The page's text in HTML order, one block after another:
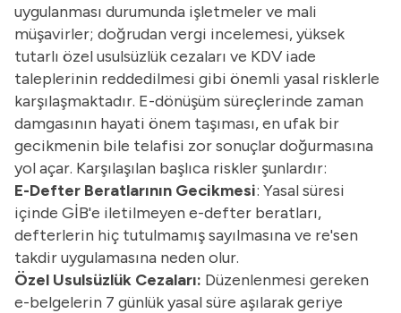
uygulanması durumunda işletmeler ve mali
müşavirler; doğrudan vergi incelemesi, yüksek
tutarlı özel usulsüzlük cezaları ve KDV iade
taleplerinin reddedilmesi gibi önemli yasal risklerle
karşılaşmaktadır. E-dönüşüm süreçlerinde zaman
damgasının hayati önem taşıması, en ufak bir
gecikmenin bile telafisi zor sonuçlar doğurmasına
yol açar. Karşılaşılan başlıca riskler şunlardır:
E-Defter Beratlarının Gecikmesi: Yasal süresi
içinde GİB'e iletilmeyen e-defter beratları,
defterlerin hiç tutulmamış sayılmasına ve re'sen
takdir uygulamasına neden olur.
Özel Usulsüzlük Cezaları: Düzenlenmesi gereken
e-belgelerin 7 günlük yasal süre aşılarak geriye